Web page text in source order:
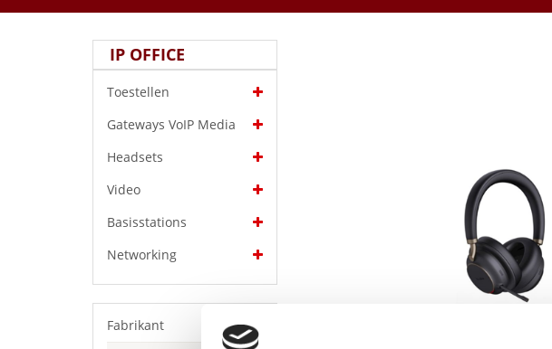
IP OFFICE
Toestellen
Gateways VoIP Media
Headsets
Video
Basisstations
Networking
Fabrikant